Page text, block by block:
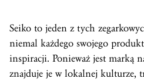
Seiko to jeden z tych
niemal każdego swojego
inspiracji. Ponieważ jest marką
znajduje je w lokalnej kulturze,